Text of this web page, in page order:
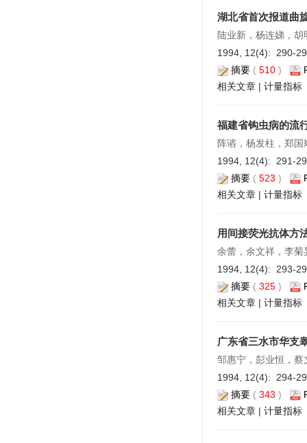
湖北省首次报道曲
陆业新，杨连娣，
1994, 12(4): 290-
摘要 ( 510 )
相关文章 | 计量指标
福建省钩虫病的流
阵谘，杨发柱，郑国
1994, 12(4): 291-
摘要 ( 523 )
相关文章 | 计量指标
用间接荧光抗体方
余蕾，余文祥，李菊
1994, 12(4): 293-
摘要 ( 325 )
相关文章 | 计量指标
广东省三水市华支
邹惠宁，彭业恒，蔡
1994, 12(4): 294-
摘要 ( 343 )
相关文章 | 计量指标